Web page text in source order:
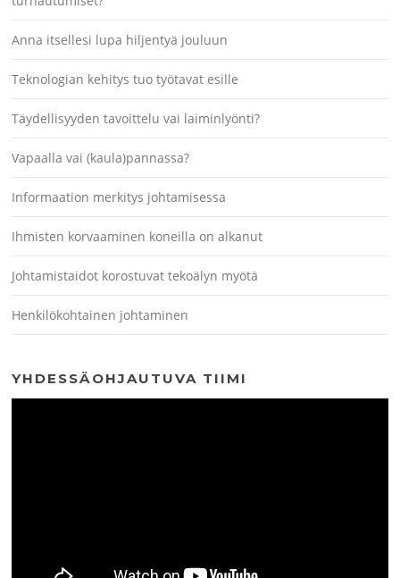
Anna itsellesi lupa hiljentyä jouluun
Teknologian kehitys tuo työtavat esille
Täydellisyyden tavoittelu vai laiminlyönti?
Vapaalla vai (kaula)pannassa?
Informaation merkitys johtamisessa
Ihmisten korvaaminen koneilla on alkanut
Johtamistaidot korostuvat tekoälyn myötä
Henkilökohtainen johtaminen
YHDESSÄOHJAUTUVA TIIMI